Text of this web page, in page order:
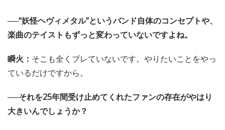
──“妖怪ヘヴィメタル”というバンド自体のコンセプトや、
楽曲のテイストもずっと変わっていないですよね。
瞬火： そこも全くブレていないです。やりたいことをやっ
ているだけですから。
──それを25年間受け止めてくれたファンの存在がやはり
大きいんでしょうか？